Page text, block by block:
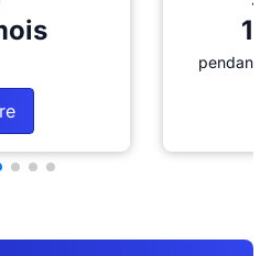
pendant